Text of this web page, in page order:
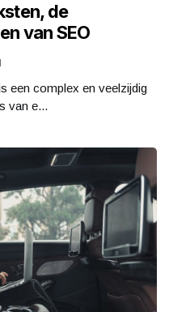
de
van SEO
een complex en veelzijdig
van e...